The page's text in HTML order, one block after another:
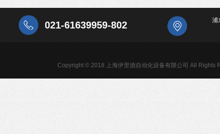
021-61639959-802 浦
Copyright © 2018 上海伊里德自动化设备有限公司 All Rights